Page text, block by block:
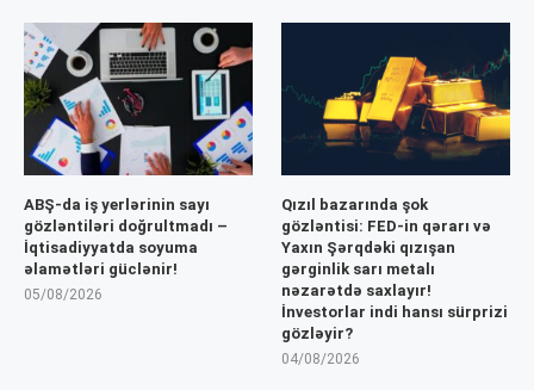
ABŞ-da iş yerlərinin sayı
gözləntiləri doğrultmadı –
İqtisadiyyatda soyuma
əlamətləri güclənir!
05/08/2026
Qızıl bazarında şok
gözləntisi: FED-in qərarı və
Yaxın Şərqdəki qızışan
gərginlik sarı metalı
nəzarətdə saxlayır!
İnvestorlar indi hansı sürprizi
gözləyir?
04/08/2026